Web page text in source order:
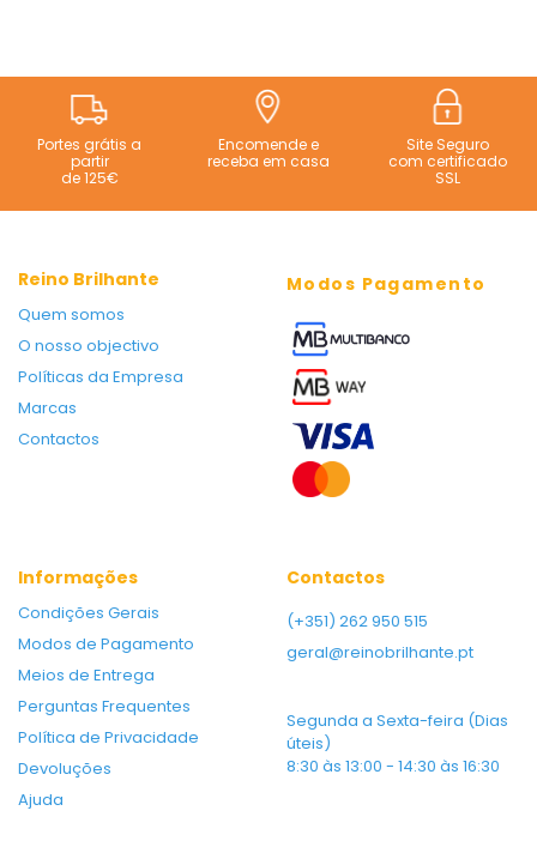
Portes grátis a
partir
de 125€
Encomende e
receba em casa
Site Seguro
com certificado
SSL
Reino Brilhante
Quem somos
O nosso objectivo
Políticas da Empresa
Marcas
Contactos
Modos Pagamento
Informações
Condições Gerais
Modos de Pagamento
Meios de Entrega
Perguntas Frequentes
Política de Privacidade
Devoluções
Ajuda
Contactos
(+351) 262 950 515
geral@reinobrilhante.pt
Segunda a Sexta-feira (Dias
úteis)
8:30 às 13:00 - 14:30 às 16:30